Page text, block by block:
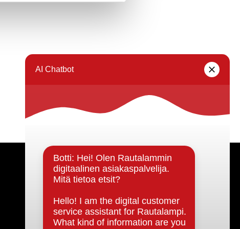
Päätöksenteko ja lähidemokratia
Päätökset, esityslistat & pöytäkirjat
Hallinto